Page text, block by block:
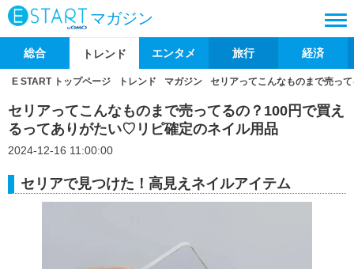
マガジン
総合 トレンド エンタメ 旅行 経済
E START トップページ トレンド マガジン セリアってこんなものまで売っ
セリアってこんなものまで売ってるの？100円で買え
るってありがたい♡リピ確定のネイル用品
2024-12-16 11:00:00
セリアで見つけた！高見えネイルアイテム